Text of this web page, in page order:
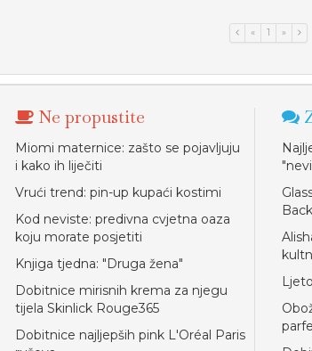
« 1 »
Ne propustite
Miomi maternice: zašto se pojavljuju
i kako ih liječiti
Vrući trend: pin-up kupaći kostimi
Kod neviste: predivna cvjetna oaza
koju morate posjetiti
Knjiga tjedna: "Druga žena"
Dobitnice mirisnih krema za njegu
tijela Skinlick Rouge365
Dobitnice najljepših pink L'Oréal Paris